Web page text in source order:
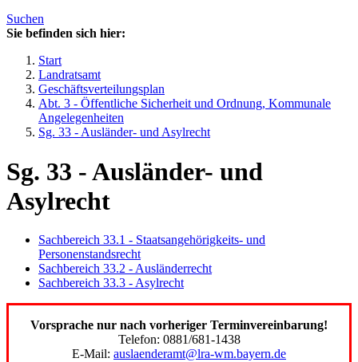
Suchen
Sie befinden sich hier:
Start
Landratsamt
Geschäftsverteilungsplan
Abt. 3 - Öffentliche Sicherheit und Ordnung, Kommunale
Angelegenheiten
Sg. 33 - Ausländer- und Asylrecht
Sg. 33 - Ausländer- und
Asylrecht
Sachbereich 33.1 - Staatsangehörigkeits- und
Personenstandsrecht
Sachbereich 33.2 - Ausländerrecht
Sachbereich 33.3 - Asylrecht
Vorsprache nur nach vorheriger Terminvereinbarung!
Telefon: 0881/681-1438
E-Mail: auslaenderamt@lra-wm.bayern.de